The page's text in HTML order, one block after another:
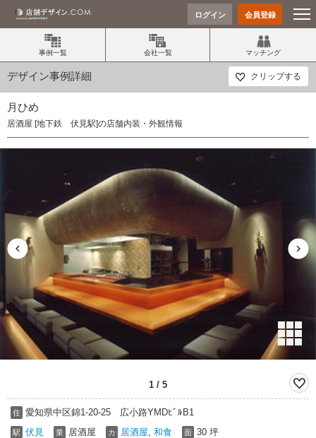
ログイン 会員登録
事例一覧 会社一覧 マッチング
デザイン事例詳細 クリップする
月ひめ
居酒屋 [地下鉄 伏見駅]の店舗内装・外観情報
1 / 5
住 愛知県中区錦1-20-25 広小路YMDﾋﾞﾙB1
駅 伏見 業 居酒屋 カ 居酒屋 和食 面 30 坪